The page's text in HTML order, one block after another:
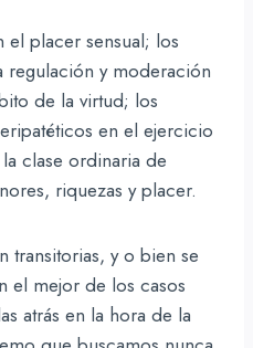
el placer sensual; los
regulación y moderación
de la virtud; los
en el ejercicio
clase ordinaria de
riquezas y placer.
transitorias, y o bien se
el mejor de los casos
atrás en la hora de la